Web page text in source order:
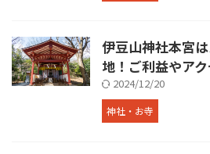
伊豆山神社本宮
地！ご利益やア
2024/12/20
神社・お寺